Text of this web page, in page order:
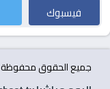
فيسبوك
جميع الحقوق محفوظة